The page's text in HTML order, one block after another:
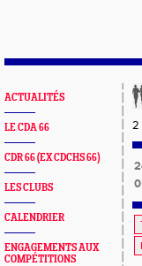
ACTUALITÉS
LE CDA 66
CDR 66 (EX CDCHS 66)
LES CLUBS
CALENDRIER
ENGAGEMENTS AUX
COMPÉTITIONS
2